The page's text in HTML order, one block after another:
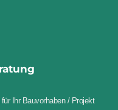
Ihr Bauvorhaben / Projekt